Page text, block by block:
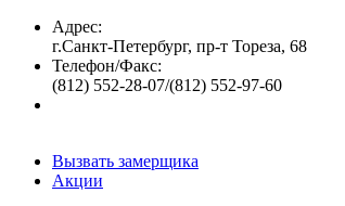
Адрес:
г.Санкт-Петербург, пр-т Тореза, 68
Телефон/Факс:
(812) 552-28-07/(812) 552-97-60
Вызвать замерщика
Акции